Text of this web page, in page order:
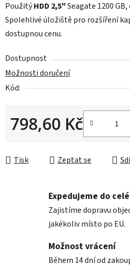
PoužitýHDD 2,5"Seagate 1200
Spolehlivé úložiště pro rozšíření
dostupnou cenu.
Dostupnost
Možnosti doručení
Kód:
798,60 Kč
Tisk Zeptat se
Expedujeme do celé
Zajistíme dopravu
jakékoliv místo po EU.
Možnost vrácení
Během 14 dní od